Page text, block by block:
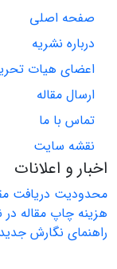
صفحه اصلی
درباره نشریه
اعضای هیات
ارسال مقاله
تماس با ما
نقشه سایت
اخبار و اعلانات
محدودیت دریافت
هزینه چاپ مقاله در
راهنمای نگارش